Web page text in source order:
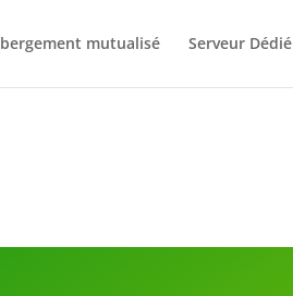
mutualisé Serveur Dédié